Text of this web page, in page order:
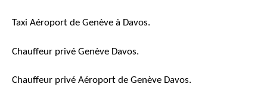
Taxi Aéroport de Genève à Davos.
Chauffeur privé Genève Davos.
Chauffeur privé Aéroport de Genève Davos.